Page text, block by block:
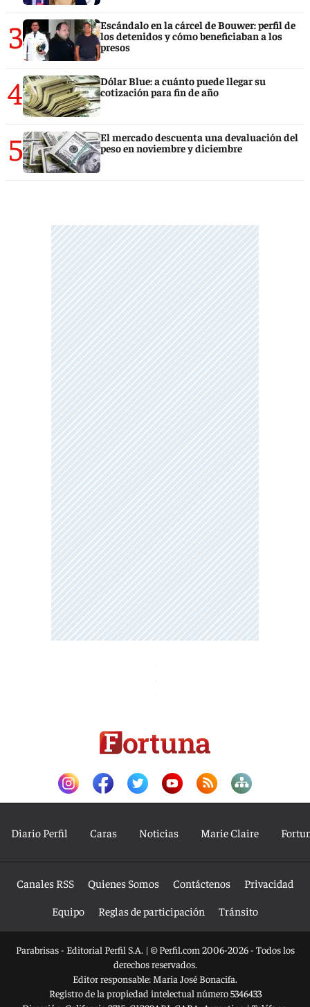
3
Escándalo en la cárcel de Bouwer: perfil de
los detenidos y cómo beneficiaban a los
presos
4
Dólar Blue: a cuánto puede llegar su
cotización para fin de año
5
El mercado descuenta una devaluación del
peso en noviembre y diciembre
Diario Perfil Caras Noticias Marie Claire
Canales RSS Quienes Somos Contáctenos
Privacidad
Equipo
Reglas de participación Tránsito
Parabrisas - Editorial Perfil S.A. | © Perfil.com 2006-2026 - Todos los
derechos reservados.
Editor responsable: María José Bonacifa.
Registro de la propiedad intelectual número 5346433